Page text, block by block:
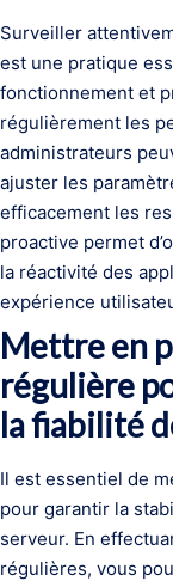
Surveiller
est une pratique
fonctionnement et
régulièrement les
administrateurs
ajuster les
efficacement les
proactive permet
la réactivité des
expérience
Mettre en
régulière
la fiabilité
Il est essentiel de
pour garantir la
serveur. En
régulières, vous